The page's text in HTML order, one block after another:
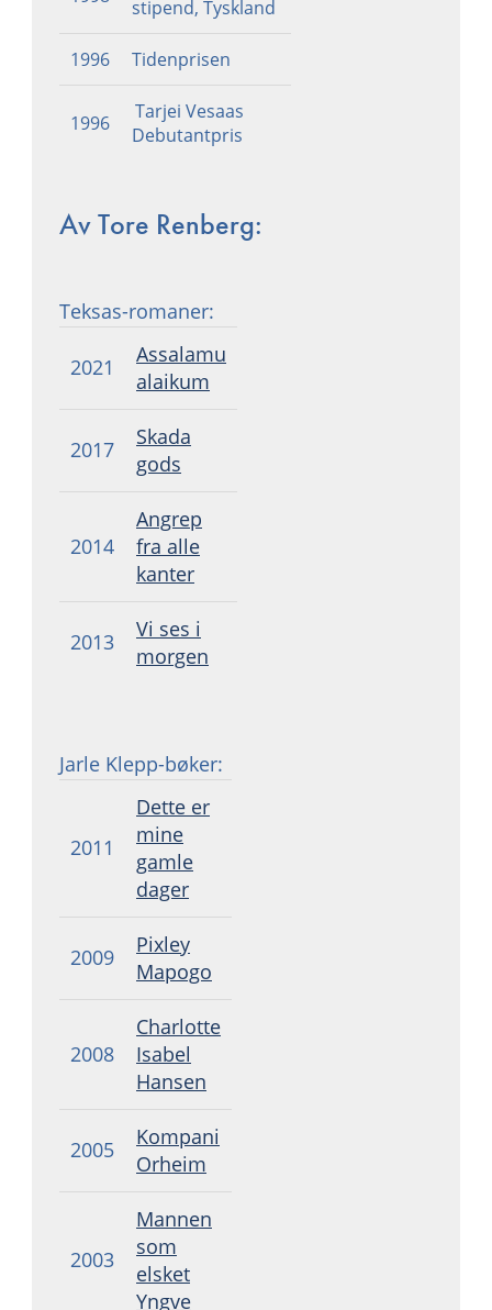
stipend, Tyskland
1996 Tidenprisen
1996
Tarjei Vesaas
Debutantpris
Av Tore Renberg:
Teksas-romaner:
2021 Assalamu
alaikum
2017
Skada
gods
2014
Angrep
fra alle
kanter
2013
Vi ses i
morgen
Jarle Klepp-bøker:
2011
Dette er
mine
gamle
dager
2009
Pixley
Mapogo
2008
Charlotte
Isabel
Hansen
2005
Kompani
Orheim
2003
Mannen
som
elsket
Yngve